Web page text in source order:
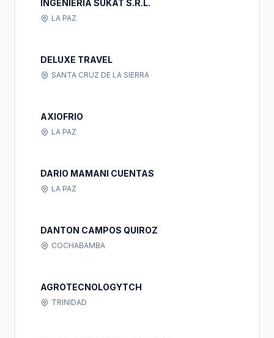
INGENIERIA SUKAT S.R.L.
LA PAZ
DELUXE TRAVEL
SANTA CRUZ DE LA SIERRA
AXIOFRIO
LA PAZ
DARIO MAMANI CUENTAS
LA PAZ
DANTON CAMPOS QUIROZ
COCHABAMBA
AGROTECNOLOGYTCH
TRINIDAD